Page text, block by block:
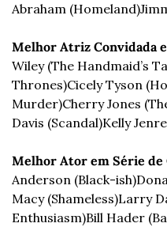
Abraham (Homeland)
Melhor Atriz Convidada
Wiley (The Handmaid’s
Thrones)Cicely Tyson
Murder)Cherry Jones
Davis (Scandal)Kelly
Melhor Ator em Série de
Anderson (Black-ish)
Macy (Shameless)Larry
Enthusiasm)Bill Hader